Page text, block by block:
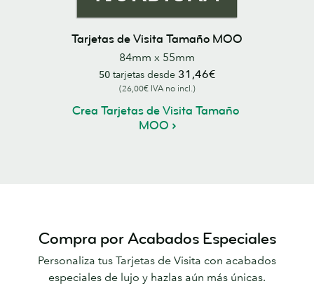
Tarjetas de Visita Tamaño MOO
84mm x 55mm
50tarjetas desde 31,46€
(26,00€ IVA no incl.)
Crea Tarjetas de Visita Tamaño
MOO
Compra por Acabados Especiales
Personaliza tus Tarjetas de Visita con acabados
especiales de lujo y hazlas aún más únicas.